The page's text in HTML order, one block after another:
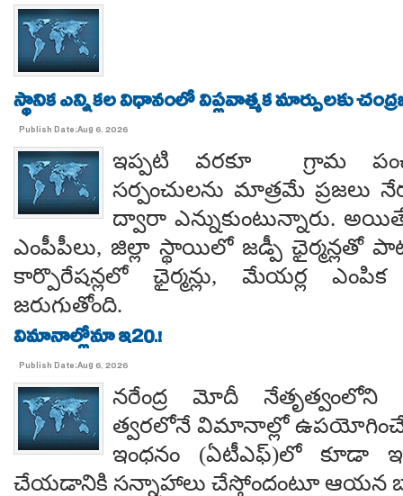
స్థానిక ఎన్నికల విధానంలో విప్లవాత్మక మార్పులకు
Publish Date:Aug 6, 2026
ఇప్పటి వరకూ గ్రామ
సర్పంచులను మాత్రమే ప్రజలు
ద్వారా ఎన్నుకుంటున్నారు.
ఎంపీపీలు, జిల్లా స్థాయిలో జడ్పీ ఛైర్మన్లతో
కార్పొరేషన్లలో ఛైర్మన్లు, మేయర్ల ఎంపిక
జరుగుతోంది.
విమానాల్లోనూ ఇ20.!
Publish Date:Aug 6, 2026
నరేంద్ర మోదీ నేతృత్వంలోని
త్వరలోనే విమానాల్లో
ఇంధనం (ఏటీఎఫ్)లో కూడా
చేయడానికి సన్నాహాలు చేస్తోందంటూ ఆయన